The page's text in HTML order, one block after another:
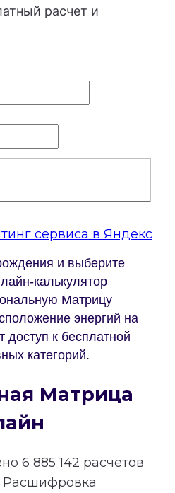
расчет и
сервиса в Яндекс
и выберите
калькулятор
Матрицу
энергий на
доступ к бесплатной
категорий.
Матрица
6 885 142 расчетов
Расшифровка